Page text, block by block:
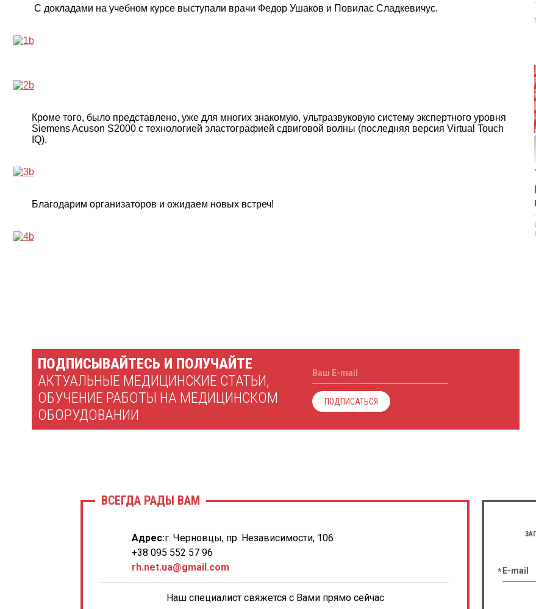
С докладами на учебном курсе выступали врачи Федор Ушаков и Повилас Сладкевичус.
Кроме того, было представлено, уже для многих знакомую, ультразвуковую систему экспертного уровня
Siemens Acuson S2000 с технологией эластографией сдвиговой волны (последняя версия Virtual Touch
IQ).
Благодарим организаторов и ожидаем новых встреч!
ПОДПИСЫВАЙТЕСЬ И ПОЛУЧАЙТЕ
АКТУАЛЬНЫЕ МЕДИЦИНСКИЕ СТАТЬИ,
ОБУЧЕНИЕ РАБОТЫ НА МЕДИЦИНСКОМ
ОБОРУДОВАНИИ
Ваш E-mail
ПОДПИСАТЬСЯ
E-mail
ВСЕГДА РАДЫ ВАМ
Адрес:г. Черновцы, пр. Независимости, 106
+38 095 552 57 96
rh.net.ua@gmail.com
Наш специалист свяжется с Вами прямо сейчас